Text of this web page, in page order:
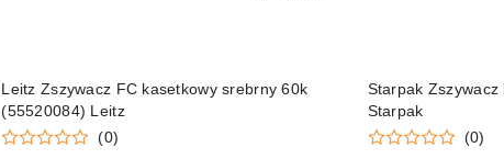
Leitz Zszywacz FC kasetkowy srebrny 60k
(55520084) Leitz
(0)
Starpak
Starpak
(0)